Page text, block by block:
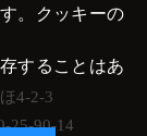
4-2-3
25-90-14
。クッキーの
することはあ
る